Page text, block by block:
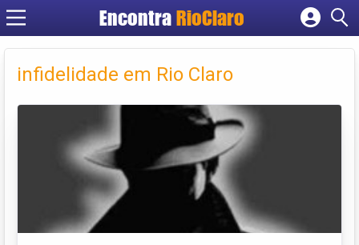
Encontra RioClaro
Cadastrar empresa
Criar conta
infidelidade em Rio Claro